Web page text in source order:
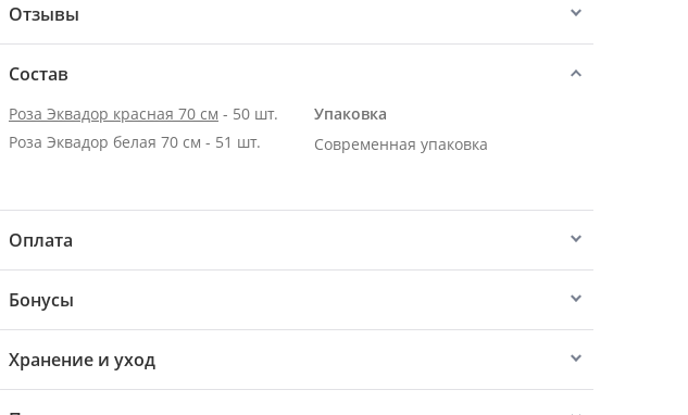
Отзывы
Состав
Роза Эквадор красная 70 см - 50 шт.
Роза Эквадор белая 70 см - 51 шт.
Упаковка
Современная упаковка
Оплата
Бонусы
Хранение и уход